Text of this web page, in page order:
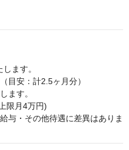
ます。
目安：計2.5ヶ月分）
ます。
限月4万円)
与・その他待遇に差異はありま